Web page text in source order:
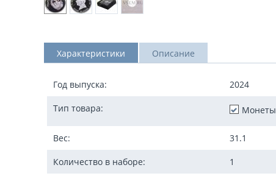
Характеристики Описание
Год выпуска: 2024
Тип товара: Монеты
Вес: 31.1
Количество в наборе: 1